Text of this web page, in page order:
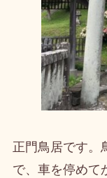
正門鳥居です。
で、車を停めて